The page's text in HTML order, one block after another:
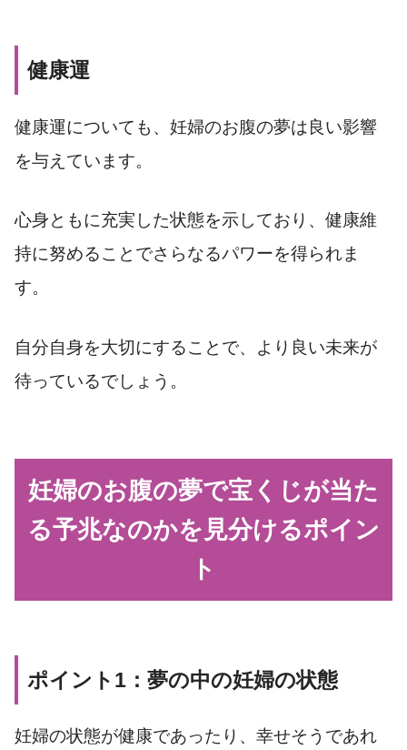
健康運
健康運についても、妊婦のお腹の夢は良い影響
を与えています。
心身ともに充実した状態を示しており、健康維
持に努めることでさらなるパワーを得られま
す。
自分自身を大切にすることで、より良い未来が
待っているでしょう。
妊婦のお腹の夢で宝くじが当た
る予兆なのかを見分けるポイン
ト
ポイント1：夢の中の妊婦の状態
妊婦の状態が健康であったり、幸せそうであれ